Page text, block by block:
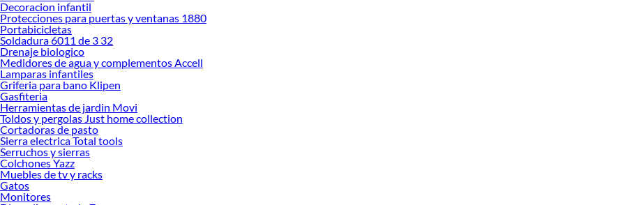
Decoracion infantil
Protecciones para puertas y ventanas 1880
Portabicicletas
Soldadura 6011 de 3 32
Drenaje biologico
Medidores de agua y complementos Accell
Lamparas infantiles
Griferia para bano Klipen
Gasfiteria
Herramientas de jardin Movi
Toldos y pergolas Just home collection
Cortadoras de pasto
Sierra electrica Total tools
Serruchos y sierras
Colchones Yazz
Muebles de tv y racks
Gatos
Monitores